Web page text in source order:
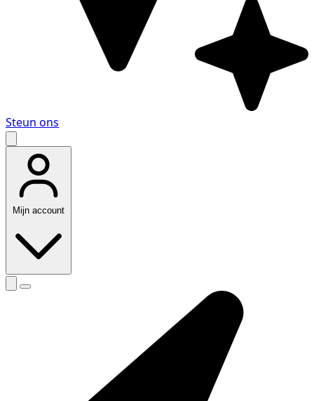
Steun ons
Mijn account